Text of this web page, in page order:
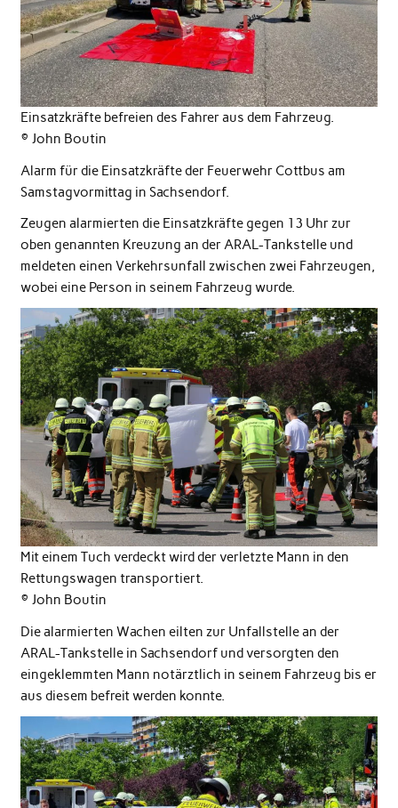
Einsatzkräfte befreien des Fahrer aus dem Fahrzeug.
©️ John Boutin
Alarm für die Einsatzkräfte der Feuerwehr Cottbus am
Samstagvormittag in Sachsendorf.
Zeugen alarmierten die Einsatzkräfte gegen 13 Uhr zur
oben genannten Kreuzung an der ARAL-Tankstelle und
meldeten einen Verkehrsunfall zwischen zwei Fahrzeugen,
wobei eine Person in seinem Fahrzeug wurde.
Mit einem Tuch verdeckt wird der verletzte Mann in den
Rettungswagen transportiert.
©️ John Boutin
Die alarmierten Wachen eilten zur Unfallstelle an der
ARAL-Tankstelle in Sachsendorf und versorgten den
eingeklemmten Mann notärztlich in seinem Fahrzeug bis er
aus diesem befreit werden konnte.